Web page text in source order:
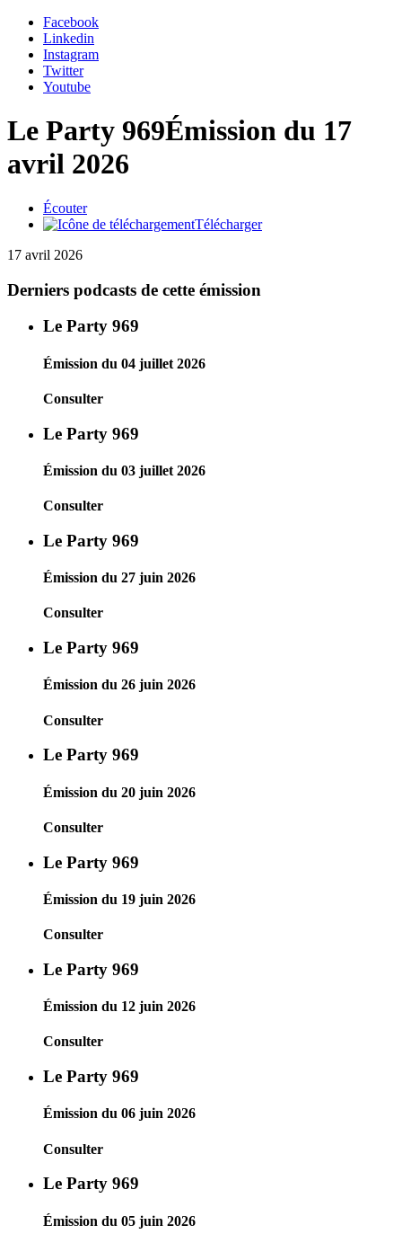
Facebook
Linkedin
Instagram
Twitter
Youtube
Le Party 969Émission du 17
avril 2026
Écouter
Télécharger
17 avril 2026
Derniers podcasts de cette émission
Le Party 969
Émission du 04 juillet 2026
Consulter
Le Party 969
Émission du 03 juillet 2026
Consulter
Le Party 969
Émission du 27 juin 2026
Consulter
Le Party 969
Émission du 26 juin 2026
Consulter
Le Party 969
Émission du 20 juin 2026
Consulter
Le Party 969
Émission du 19 juin 2026
Consulter
Le Party 969
Émission du 12 juin 2026
Consulter
Le Party 969
Émission du 06 juin 2026
Consulter
Le Party 969
Émission du 05 juin 2026